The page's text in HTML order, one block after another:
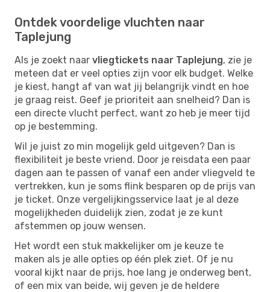
Ontdek voordelige vluchten naar
Taplejung
Als je zoekt naar vliegtickets naar Taplejung, zie je
meteen dat er veel opties zijn voor elk budget. Welke
je kiest, hangt af van wat jij belangrijk vindt en hoe
je graag reist. Geef je prioriteit aan snelheid? Dan is
een directe vlucht perfect, want zo heb je meer tijd
op je bestemming.
Wil je juist zo min mogelijk geld uitgeven? Dan is
flexibiliteit je beste vriend. Door je reisdata een paar
dagen aan te passen of vanaf een ander vliegveld te
vertrekken, kun je soms flink besparen op de prijs van
je ticket. Onze vergelijkingsservice laat je al deze
mogelijkheden duidelijk zien, zodat je ze kunt
afstemmen op jouw wensen.
Het wordt een stuk makkelijker om je keuze te
maken als je alle opties op één plek ziet. Of je nu
vooral kijkt naar de prijs, hoe lang je onderweg bent,
of een mix van beide, wij geven je de heldere